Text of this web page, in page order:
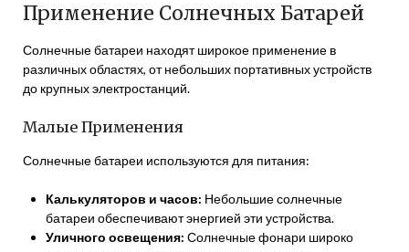
Применение Солнечных Батарей
Солнечные батареи находят широкое применение в
различных областях, от небольших портативных устройств
до крупных электростанций.
Малые Применения
Солнечные батареи используются для питания:
Калькуляторов и часов: Небольшие солнечные
батареи обеспечивают энергией эти устройства.
Уличного освещения: Солнечные фонари широко